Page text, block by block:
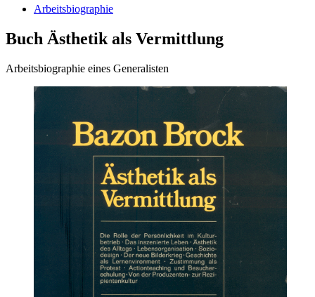
Arbeitsbiographie
Buch Ästhetik als Vermittlung
Arbeitsbiographie eines Generalisten